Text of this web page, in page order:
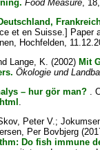
Food Measure,
et en Suisse.] Paper
Hochfelden,
Lange, K. (2002) Mit
Ökologie und
– hur gör man? .
.
Peter V.;
Per Bovbjerg
Do fish immune